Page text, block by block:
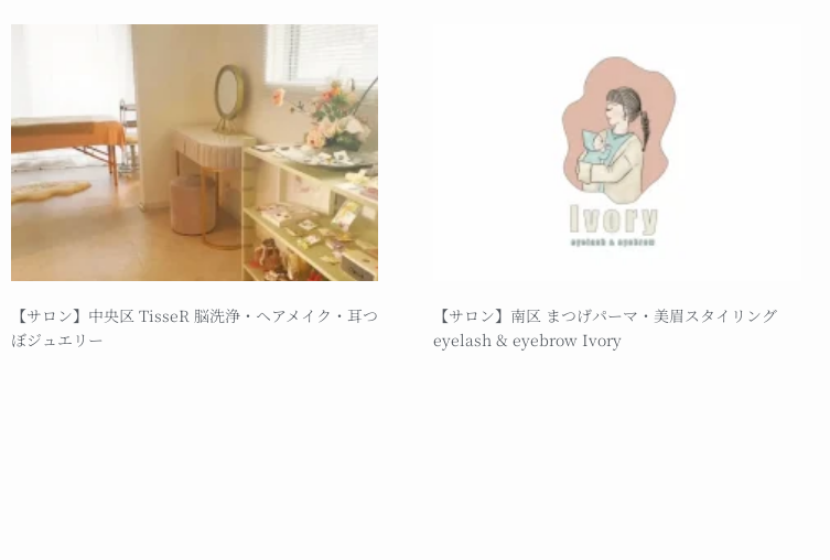
【サロン】中央区 TisseR 脳洗浄・ヘアメイク・耳つ
ぼジュエリー
【サロン】南区 まつげパーマ・美眉スタイリング
eyelash & eyebrow Ivory